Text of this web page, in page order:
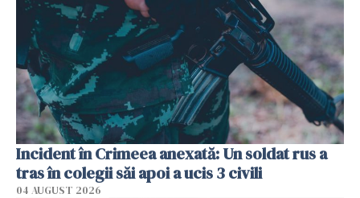
Incident în Crimeea anexată: Un soldat rus a
tras în colegii săi apoi a ucis 3 civili
04 AUGUST 2026